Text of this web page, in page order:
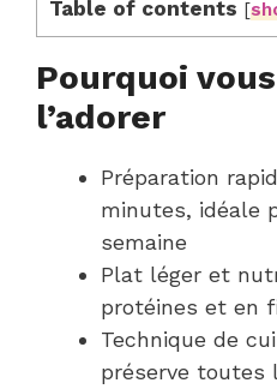
Table of contents [
Pourquoi
l’adorer
Préparation
minutes, idéale
semaine
Plat léger et
protéines et en
Technique de
préserve toutes